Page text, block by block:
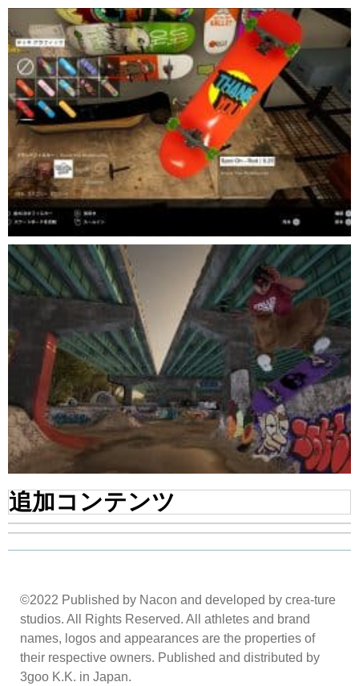
追加コンテンツ
©2022 Published by Nacon and developed by crea-ture
studios. All Rights Reserved. All athletes and brand
names, logos and appearances are the properties of
their respective owners. Published and distributed by
3goo K.K. in Japan.